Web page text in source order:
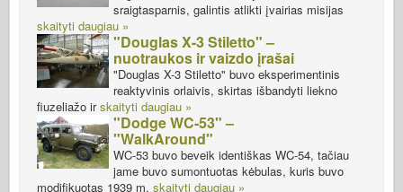
sraigtasparnis, galintis atlikti įvairias misijas
skaityti daugiau »
"Douglas X-3 Stiletto" –
nuotraukos ir vaizdo įrašai
"Douglas X-3 Stiletto" buvo eksperimentinis
reaktyvinis orlaivis, skirtas išbandyti liekno
fiuzeliažo irskaityti daugiau »
"Dodge WC-53" –
"WalkAround"
WC-53 buvo beveik identiškas WC-54, tačiau
jame buvo sumontuotas kėbulas, kuris buvo
modifikuotas 1939 m. skaityti daugiau »